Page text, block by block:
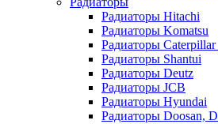
Радиаторы Hitachi
Радиаторы Komatsu
Радиаторы
Радиаторы Shantui
Радиаторы Deutz
Радиаторы JCB
Радиаторы Hyundai
Радиаторы Doosan,